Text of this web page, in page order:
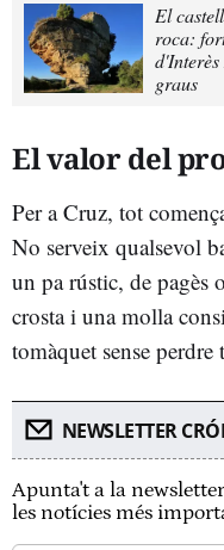
El
roca:
graus
El valor del
Per a Cruz, tot
No serveix qualsevol
un pa rústic, de pagès
crosta i una molla
tomàquet sense perdre
NEWSLETTER
Apunta't a la
les notícies més